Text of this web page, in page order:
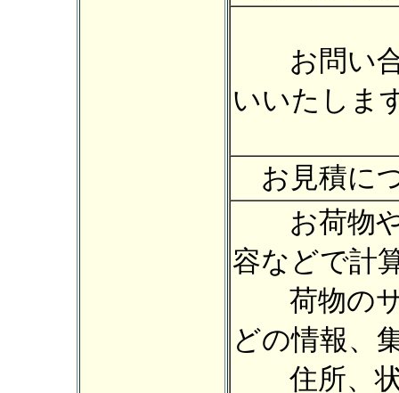
お問い合
いいたしま
お見積に
お荷物や
容などで計
荷物のサ
どの情報、
住所、状